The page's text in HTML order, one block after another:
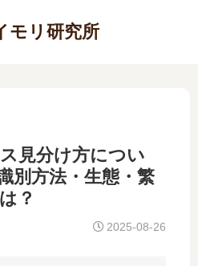
モリ研究所
見分け方につい
別方法・生態・繁
？
2025-08-26